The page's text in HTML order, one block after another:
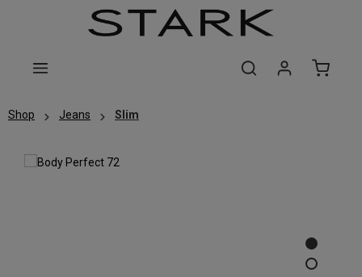
Zum Hauptinhalt springen
Shop Jeans Slim